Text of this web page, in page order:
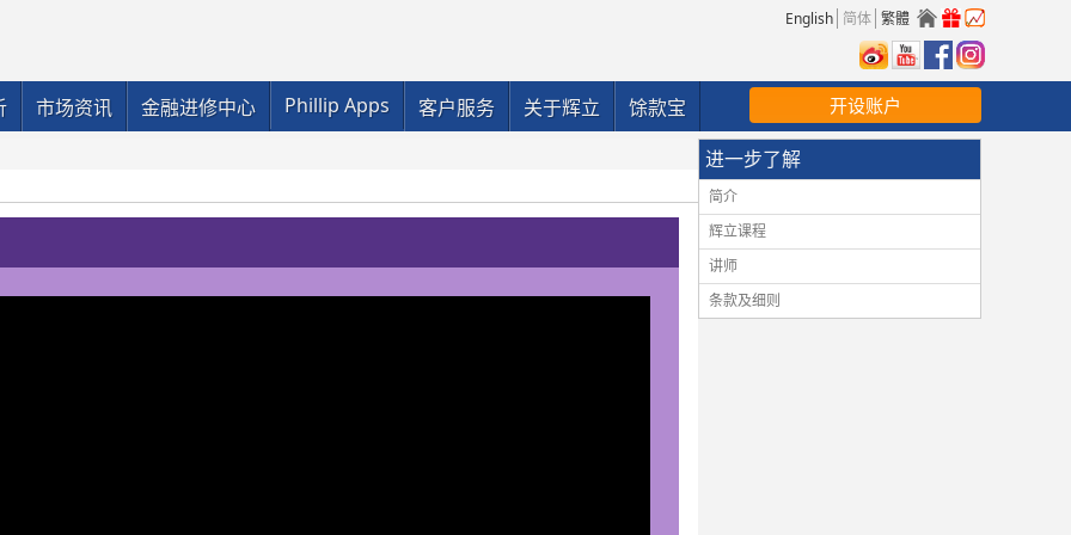
English 简体 繁體
市场资讯 金融进修中心 Phillip Apps 客户服务 关于辉立 馀款宝 开设账户
进一步了解
简介
辉立课程
讲师
条款及细则